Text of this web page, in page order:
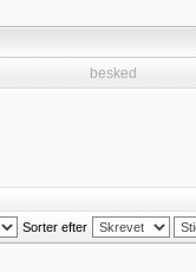
besked
Sorter efter